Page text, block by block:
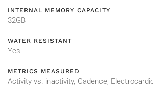
INTERNAL MEMORY CAPACITY
32GB
WATER RESISTANT
Yes
METRICS MEASURED
Activity vs. inactivity, Cadence,